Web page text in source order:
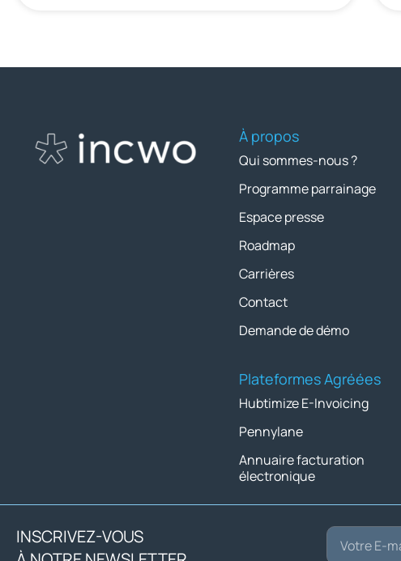
À propos
Qui sommes-nous ?
Programme parrainage
Espace presse
Roadmap
Carrières
Contact
Demande de démo
Plateformes Agréées
Hubtimize E-Invoicing
Pennylane
Annuaire facturation
électronique
INSCRIVEZ-VOUS